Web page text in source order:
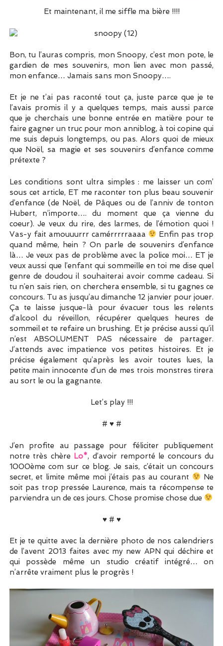
Et maintenant, il me siffle ma bière !!!!
Bon, tu l’auras compris, mon Snoopy, c’est mon pote, le
gardien de mes souvenirs, mon lien avec mon passé,
mon enfance… Jamais sans mon Snoopy….
Et je ne t’ai pas raconté tout ça, juste parce que je te
l’avais promis il y a quelques temps, mais aussi parce
que je cherchais une bonne entrée en matière pour te
faire gagner un truc pour mon anniblog, à toi copine qui
me suis depuis longtemps, ou pas. Alors quoi de mieux
que Noël, sa magie et ses souvenirs d’enfance comme
prétexte ?
Les conditions sont ultra simples : me laisser un com’
sous cet article, ET me raconter ton plus beau souvenir
d’enfance (de Noël, de Pâques ou de l’anniv de tonton
Hubert, n’importe…. du moment que ça vienne du
coeur). Je veux du rire, des larmes, de l’émotion quoi !
Vas-y fait amouuurrr camérrrrraaaa
Enfin pas trop
quand même, hein ? On parle de souvenirs d’enfance
là… Je veux pas de problème avec la police moi… ET je
veux aussi que l’enfant qui sommeille en toi me dise quel
genre de doudou il souhaiterai avoir comme cadeau. Si
tu n’en sais rien, on cherchera ensemble, si tu gagnes ce
concours. Tu as jusqu’au dimanche 12 janvier pour jouer.
Ça te laisse jusque-là pour évacuer tous les relents
d’alcool du réveillon, récupérer quelques heures de
sommeil et te refaire un brushing. Et je précise aussi qu’il
n’est ABSOLUMENT PAS nécessaire de partager.
J’attends avec impatience vos petites histoires. Et je
précise également qu’après les avoir toutes lues, la
petite main innocente d’un de mes trois monstres tirera
au sort le ou la gagnante.
Let’s play !!!
# ♥ #
J’en profite au passage pour féliciter publiquement
notre très chère Lo*, d’avoir remporté le concours du
1000ème com sur ce blog. Je sais, c’était un concours
secret, et limite même moi j’étais pas au courant
Ne
soit pas trop pressée Laurence, mais ta récompense te
parviendra un de ces jours. Chose promise chose due
♥ # ♥
Et je te quitte avec la dernière photo de nos calendriers
de l’avent 2013 faites avec my new APN qui déchire et
qui possède même un studio créatif intégré… on
n’arrête vraiment plus le progrès !